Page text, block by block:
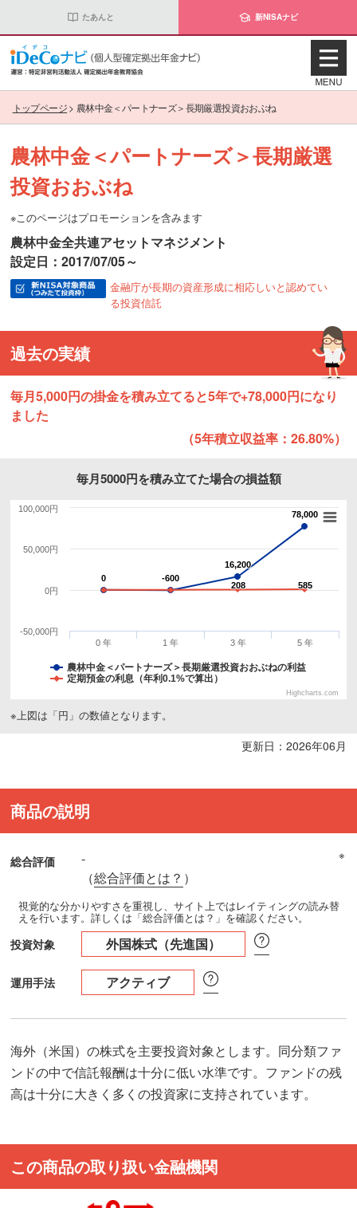
たあんと 新NISAナビ
トップページ> 農林中金＜パートナーズ＞長期厳選投資おおぶね
農林中金＜パートナーズ＞長期厳選
投資おおぶね
※このページはプロモーションを含みます
農林中金全共連アセットマネジメント
設定日：2017/07/05～
金融庁が長期の資産形成に相応しいと認めてい
る投資信託
過去の実績
毎月5,000円の掛金を積み立てると5年で+78,000円になり
ました
（5年積立収益率：26.80%）
毎月5000円を積み立てた場合の損益額
0
0 -600
-600
16,200
16,200
78,000
78,000
208
208 585
585
農林中金＜パートナーズ＞長期厳選投資おおぶねの利益
定期預金の利息（年利0.1%で算出）
0 年 1 年 3 年 5 年
-50,000円
0円
50,000円
100,000円
Highcharts.com
※上図は「円」の数値となります。
更新日：2026年06月
商品の説明
総合評価
-
（総合評価とは？ ）
※
視覚的な分かりやすさを重視し、サイト上ではレイティングの読み替
えを行います。詳しくは「総合評価とは？」を確認ください。
投資対象 外国株式（先進国）
運用手法 アクティブ
海外（米国）の株式を主要投資対象とします。同分類ファ
ンドの中で信託報酬は十分に低い水準です。ファンドの残
高は十分に大きく多くの投資家に支持されています。
この商品の取り扱い金融機関